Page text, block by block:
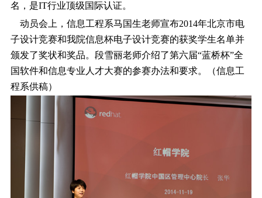
名，是IT行业顶级国际认证。
动员会上，信息工程系马国生老师宣布2014年北京市电
子设计竞赛和我院信息杯电子设计竞赛的获奖学生名单并
颁发了奖状和奖品。段雪丽老师介绍了第六届“蓝桥杯”全
国软件和信息专业人才大赛的参赛办法和要求。（信息工
程系供稿）